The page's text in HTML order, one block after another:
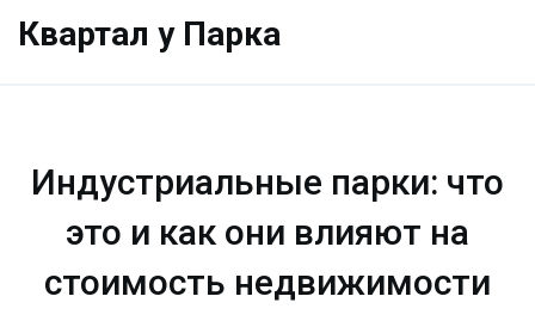
Квартал у Парка
Индустриальные парки: что
это и как они влияют на
стоимость недвижимости